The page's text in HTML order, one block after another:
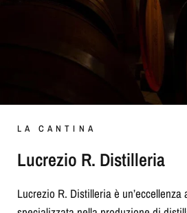
LA CANTINA
Lucrezio R. Distilleria
Lucrezio R. Distilleria è